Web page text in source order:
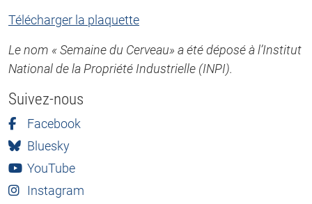
Télécharger la plaquette
Le nom « Semaine du Cerveau» a été déposé à l’Institut
National de la Propriété Industrielle (INPI).
Suivez-nous
Facebook
Bluesky
YouTube
Instagram